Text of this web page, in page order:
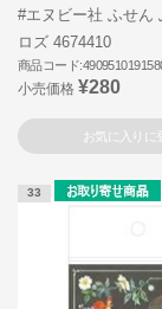
#エヌビー社 ふせん
ロズ 4674410
商品コード
小売価格 ¥280
お気に入りに
33